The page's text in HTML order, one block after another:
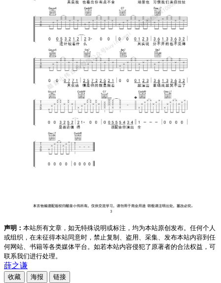
声明： 本站所有文章，如无特殊说明或标注，均为本站原创发布。任何个人
或组织，在未征得本站同意时，禁止复制、盗用、采集、发布本站内容到任
何网站、书籍等各类媒体平台。如若本站内容侵犯了原著者的合法权益，可
联系我们进行处理。
薛之谦
收藏 海报 链接